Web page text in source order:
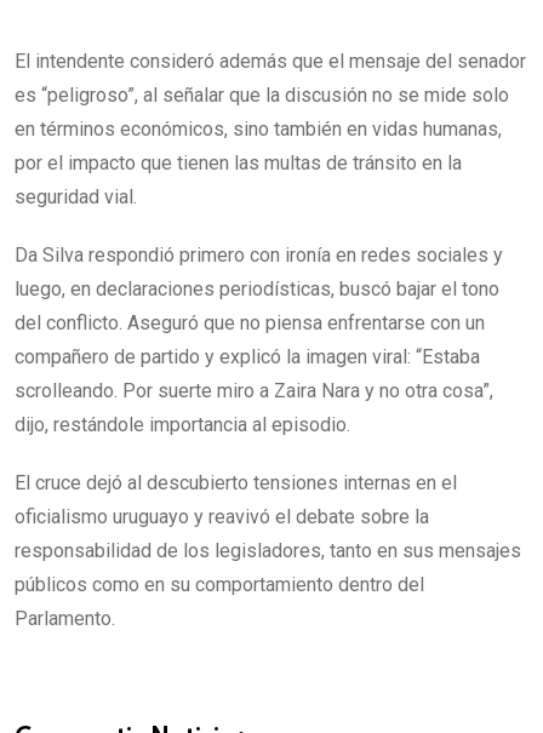
El intendente consideró además que el mensaje del senador
es “peligroso”, al señalar que la discusión no se mide solo
en términos económicos, sino también en vidas humanas,
por el impacto que tienen las multas de tránsito en la
seguridad vial.
Da Silva respondió primero con ironía en redes sociales y
luego, en declaraciones periodísticas, buscó bajar el tono
del conflicto. Aseguró que no piensa enfrentarse con un
compañero de partido y explicó la imagen viral: “Estaba
scrolleando. Por suerte miro a Zaira Nara y no otra cosa”,
dijo, restándole importancia al episodio.
El cruce dejó al descubierto tensiones internas en el
oficialismo uruguayo y reavivó el debate sobre la
responsabilidad de los legisladores, tanto en sus mensajes
públicos como en su comportamiento dentro del
Parlamento.